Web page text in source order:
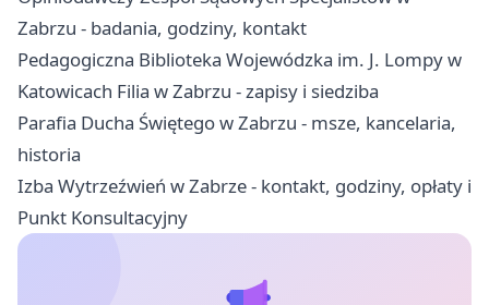
Zabrzu - badania, godziny, kontakt
Pedagogiczna Biblioteka Wojewódzka im. J. Lompy w
Katowicach Filia w Zabrzu - zapisy i siedziba
Parafia Ducha Świętego w Zabrzu - msze, kancelaria,
historia
Izba Wytrzeźwień w Zabrze - kontakt, godziny, opłaty i
Punkt Konsultacyjny